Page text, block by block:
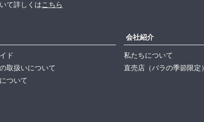
て詳しくはこちら
ド
取扱いについて
ついて
会社紹介
私たちについて
直売店（バラの季節限定）